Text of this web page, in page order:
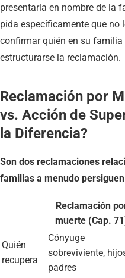
presentarla en nombre de la
pida específicamente que no
confirmar quién en su familia
estructurarse la reclamación.
Reclamación por
vs. Acción de
la Diferencia?
Son dos reclamaciones
familias a menudo
Reclamación
muerte (Cap.
Quién
recupera
Cónyuge
sobreviviente,
padres